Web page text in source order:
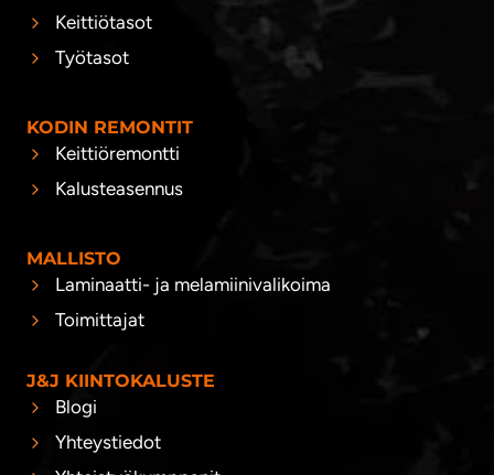
Keittiötasot
Työtasot
KODIN REMONTIT
Keittiöremontti
Kalusteasennus
MALLISTO
Laminaatti- ja melamiinivalikoima
Toimittajat
J&J KIINTOKALUSTE
Blogi
Yhteystiedot